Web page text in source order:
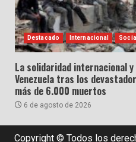
Destacado Internacional Social
La solidaridad internacional
Venezuela tras los
más de 6.000 muertos
6 de agosto de 2026
Copyright © Todos los